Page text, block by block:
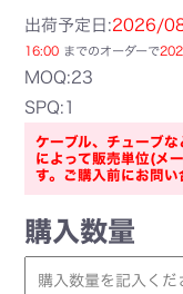
出荷予定日:2026/
16:00 までのオーダーで
MOQ:23
SPQ:1
ケーブル、チューブ
によって販売単位(メ
す。ご購入前にお問い
購入数量